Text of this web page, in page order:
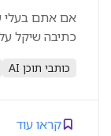
כתיבה שיקל
כותבי תוכן AI
קראו עוד